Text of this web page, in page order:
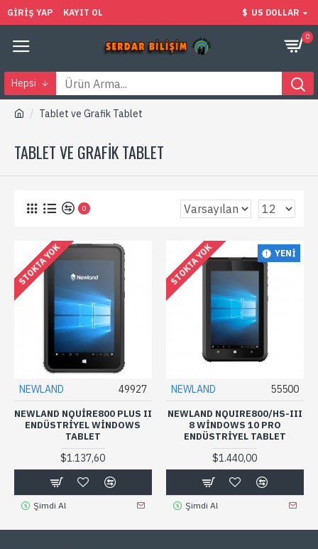
GIRIŞ YAP KAYIT OL $ US DOLLAR
0
Hepsi
Tablet ve Grafik Tablet
TABLET VE GRAFIK TABLET
0
STOKTA YOK
NEWLAND 49927
NEWLAND NQUIRE800 PLUS II
ENDÜSTRIYEL WINDOWS
TABLET
$1.137,60
Şimdi Al
YENI
STOKTA YOK
NEWLAND 55500
NEWLAND NQUIRE800/HS-III
8 WINDOWS 10 PRO
ENDÜSTRIYEL TABLET
$1.440,00
Şimdi Al